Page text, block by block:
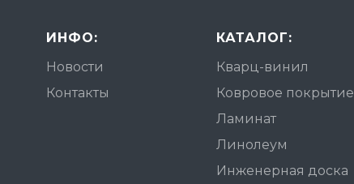
ИНФО:
Новости
Контакты
КАТАЛОГ:
Кварц-винил
Ковровое покрытие
Ламинат
Линолеум
Инженерная доска